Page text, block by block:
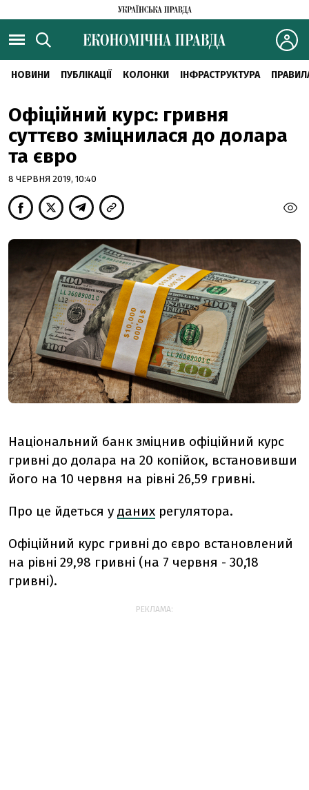
НОВИНИ ПУБЛІКАЦІЇ КОЛОНКИ ІНФРАСТРУКТУРА
Офіційний курс: гривня
суттєво зміцнилася до долара
та євро
8 ЧЕРВНЯ 2019, 10:40
Національний банк зміцнив офіційний курс
гривні до долара на 20 копійок, встановивши
його на 10 червня на рівні 26,59 гривні.
Про це йдеться у даних регулятора.
Офіційний курс гривні до євро встановлений
на рівні 29,98 гривні (на 7 червня - 30,18
гривні).
РЕКЛАМА: